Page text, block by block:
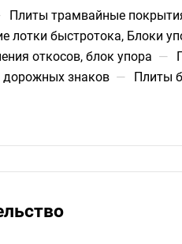
Плиты трамвайные
лотки быстротока, Блоки
откосов, блок упора —
знаков —
Плиты